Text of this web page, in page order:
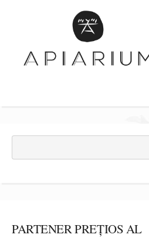
PARTENER PREȚIOS AL